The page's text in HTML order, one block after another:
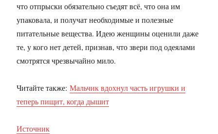
что отпрыски обязательно съедят всё, что она им
упаковала, и получат необходимые и полезные
питательные вещества. Идею женщины оценили даже
те, у кого нет детей, признав, что звери под одеялами
смотрятся чрезвычайно мило.
Читайте также:Мальчик вдохнул часть игрушки и
теперь пищит, когда дышит
Источник